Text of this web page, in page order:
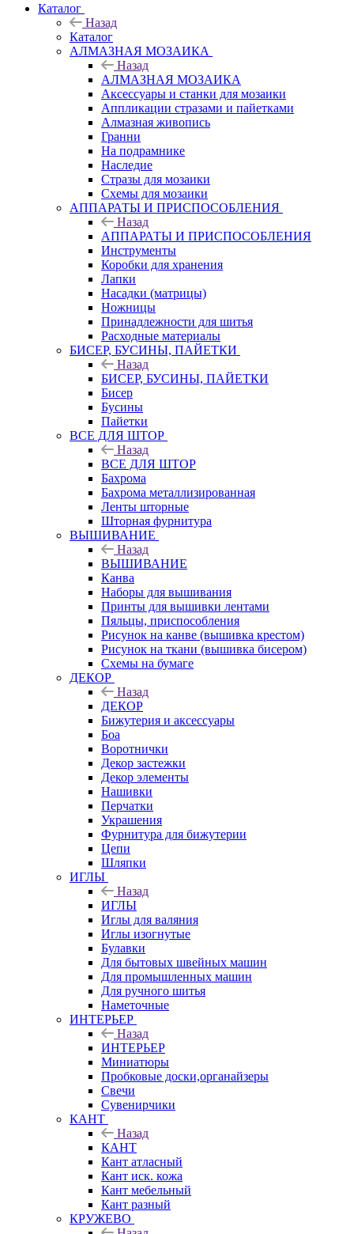
Каталог
Назад
Каталог
АЛМАЗНАЯ МОЗАИКА
Назад
АЛМАЗНАЯ МОЗАИКА
Аксессуары и станки для мозаики
Аппликации стразами и пайетками
Алмазная живопись
Гранни
На подрамнике
Наследие
Стразы для мозаики
Схемы для мозаики
АППАРАТЫ И ПРИСПОСОБЛЕНИЯ
Назад
АППАРАТЫ И ПРИСПОСОБЛЕНИЯ
Инструменты
Коробки для хранения
Лапки
Насадки (матрицы)
Ножницы
Принадлежности для шитья
Расходные материалы
БИСЕР, БУСИНЫ, ПАЙЕТКИ
Назад
БИСЕР, БУСИНЫ, ПАЙЕТКИ
Бисер
Бусины
Пайетки
ВСЕ ДЛЯ ШТОР
Назад
ВСЕ ДЛЯ ШТОР
Бахрома
Бахрома металлизированная
Ленты шторные
Шторная фурнитура
ВЫШИВАНИЕ
Назад
ВЫШИВАНИЕ
Канва
Наборы для вышивания
Принты для вышивки лентами
Пяльцы, приспособления
Рисунок на канве (вышивка крестом)
Рисунок на ткани (вышивка бисером)
Схемы на бумаге
ДЕКОР
Назад
ДЕКОР
Бижутерия и аксессуары
Боа
Воротнички
Декор застежки
Декор элементы
Нашивки
Перчатки
Украшения
Фурнитура для бижутерии
Цепи
Шляпки
ИГЛЫ
Назад
ИГЛЫ
Иглы для валяния
Иглы изогнутые
Булавки
Для бытовых швейных машин
Для промышленных машин
Для ручного шитья
Наметочные
ИНТЕРЬЕР
Назад
ИНТЕРЬЕР
Миниатюры
Пробковые доски,органайзеры
Свечи
Сувенирчики
КАНТ
Назад
КАНТ
Кант атласный
Кант иск. кожа
Кант мебельный
Кант разный
КРУЖЕВО